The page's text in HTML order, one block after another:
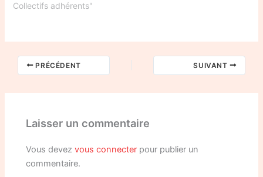
Collectifs adhérents"
PRÉCÉDENT SUIVANT
Laisser un commentaire
Vous devezvous connecter pour publier un
commentaire.